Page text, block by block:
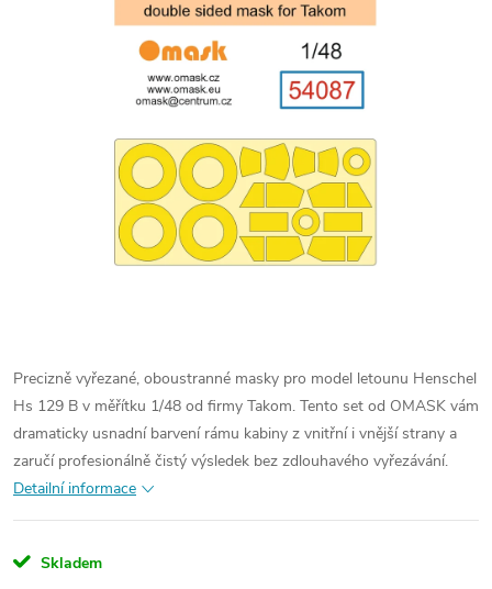
Precizně vyřezané, oboustranné masky pro model letounu Henschel
Hs 129 B v měřítku 1/48 od firmy Takom. Tento set od OMASK vám
dramaticky usnadní barvení rámu kabiny z vnitřní i vnější strany a
zaručí profesionálně čistý výsledek bez zdlouhavého vyřezávání.
Detailní informace
Skladem